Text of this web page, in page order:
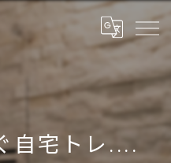
自宅トレ....